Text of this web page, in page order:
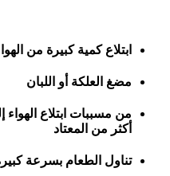
ابتلاع كمية كبيرة من
مضغ العلكة أو اللبان
من مسببات ابتلاع
أكثر من المعتاد
تناول الطعام بسرعة